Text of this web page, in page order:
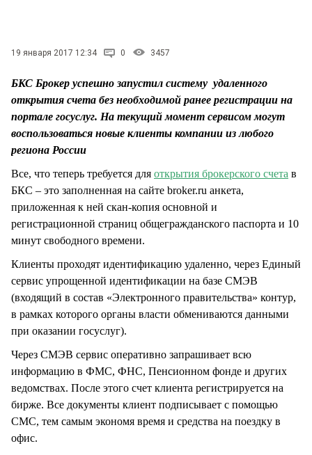
19 января 2017 12:34 0 3457
БКС Брокер успешно запустил систему удаленного
открытия счета без необходимой ранее регистрации на
портале госуслуг. На текущий момент сервисом могут
воспользоваться новые клиенты компании из любого
региона России
Все, что теперь требуется для открытия брокерского счета в
БКС – это заполненная на сайте broker.ru анкета,
приложенная к ней скан-копия основной и
регистрационной страниц общегражданского паспорта и 10
минут свободного времени.
Клиенты проходят идентификацию удаленно, через Единый
сервис упрощенной идентификации на базе СМЭВ
(входящий в состав «Электронного правительства» контур,
в рамках которого органы власти обмениваются данными
при оказании госуслуг).
Через СМЭВ сервис оперативно запрашивает всю
информацию в ФМС, ФНС, Пенсионном фонде и других
ведомствах. После этого счет клиента регистрируется на
бирже. Все документы клиент подписывает с помощью
СМС, тем самым экономя время и средства на поездку в
офис.